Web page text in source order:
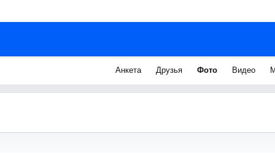
Анкета Друзья Фото Видео